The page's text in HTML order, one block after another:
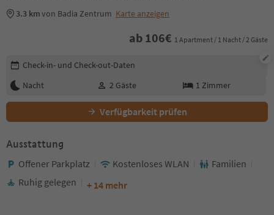
3.3 kmvon Badia Zentrum Karte anzeigen
ab 106€ 1 Apartment / 1 Nacht / 2 Gäste
Buchungsdetails bearbeiten
Check-in- und Check-out-Daten
Nacht
2 Gäste 1 Zimmer
Verfügbarkeit prüfen
Ausstattung
Offener Parkplatz Kostenloses WLAN
Familien
Ruhig gelegen
+ 14 mehr